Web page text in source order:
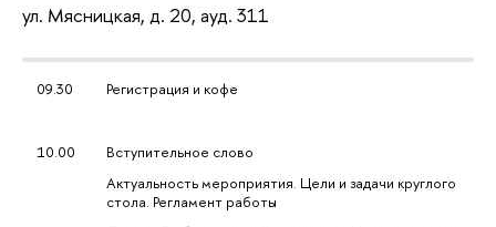
ул. Мясницкая, д. 20, ауд. 311
09.30 Регистрация и кофе
10.00
Вступительное слово
Актуальность мероприятия. Цели и задачи круглого
стола. Регламент работы